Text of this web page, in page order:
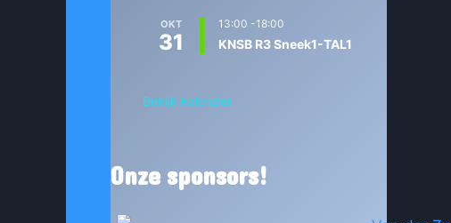
OKT
31
13:00 -18:00
KNSB R3 Sneek1-TAL1
Bekijk kalender
Onze sponsors!